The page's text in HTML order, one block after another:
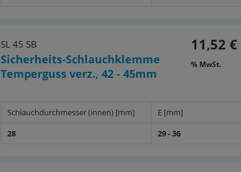
SL 45 SB
Sicherheits-Schlauchklemme
Temperguss verz., 42 - 45mm
11,52 €
% MwSt.
Schlauchdurchmesser (innen) [mm] E [mm]
28
29 - 36